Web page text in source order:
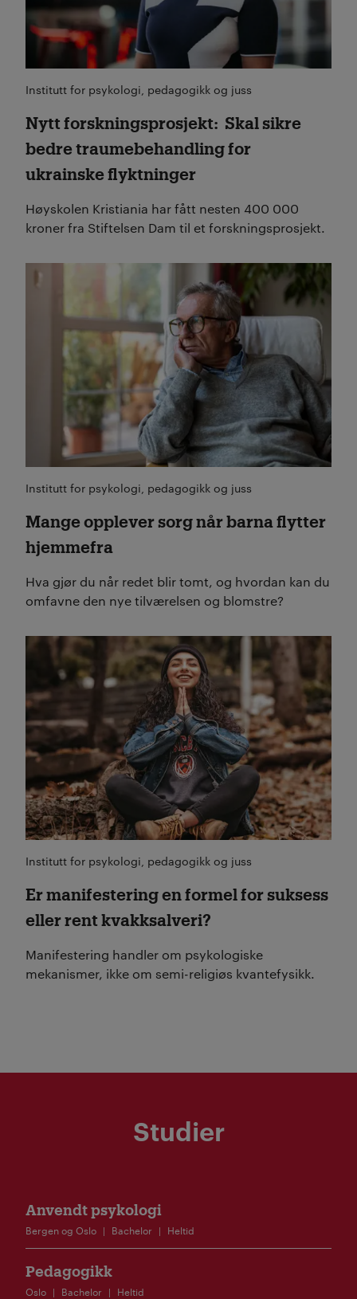
Institutt for psykologi, pedagogikk og juss
Nytt forskningsprosjekt: Skal sikre
bedre traumebehandling for
ukrainske flyktninger
Høyskolen Kristiania har fått nesten 400 000
kroner fra Stiftelsen Dam til et forskningsprosjekt.
Institutt for psykologi, pedagogikk og juss
Mange opplever sorg når barna flytter
hjemmefra
Hva gjør du når redet blir tomt, og hvordan kan du
omfavne den nye tilværelsen og blomstre?
Les mer
Institutt for psykologi, pedagogikk og juss
Er manifestering en formel for suksess
eller rent kvakksalveri?
Manifestering handler om psykologiske
mekanismer, ikke om semi-religiøs kvantefysikk.
Les mer
Studier
Anvendt psykologi
Bergen og Oslo Bachelor Heltid
Pedagogikk
Oslo Bachelor Heltid